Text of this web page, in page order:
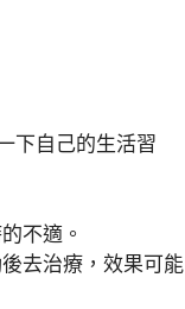
下自己的生活習
不適。
去治療，效果可能